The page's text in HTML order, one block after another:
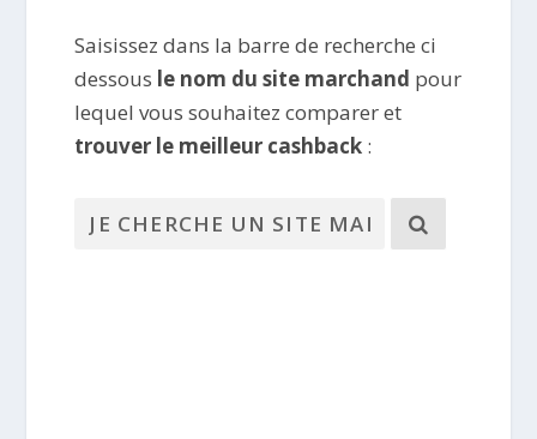
Saisissez dans la barre de recherche ci
dessous le nom du site marchand pour
lequel vous souhaitez comparer et
trouver le meilleur cashback :